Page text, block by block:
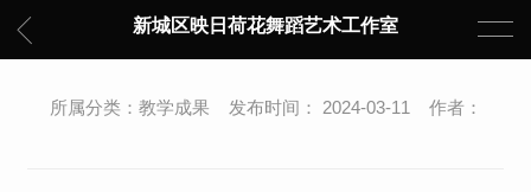
新城区映日荷花舞蹈艺术工作室
所属分类：教学成果 发布时间： 2024-03-11 作者：